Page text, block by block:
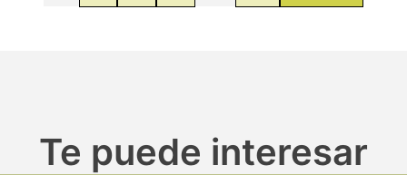
Te puede interesar